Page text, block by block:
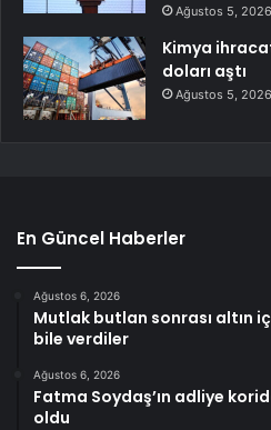
Ağustos 5, 2026
Kimya
doları aştı
Ağustos 5, 2026
En Güncel Haberler
Ağustos 6, 2026
Mutlak butlan sonrası altın
bile verdiler
Ağustos 6, 2026
Fatma Soydaş’ın adliye
oldu